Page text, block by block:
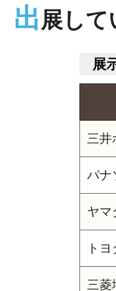
出展して
展
三井
パナ
ヤマ
ト
三菱